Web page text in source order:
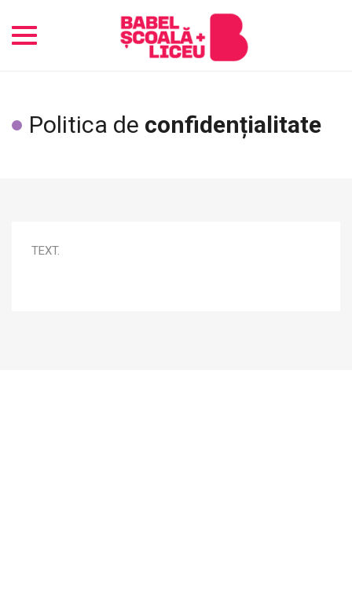
Toggle
Politica de confidențialitate
TEXT.